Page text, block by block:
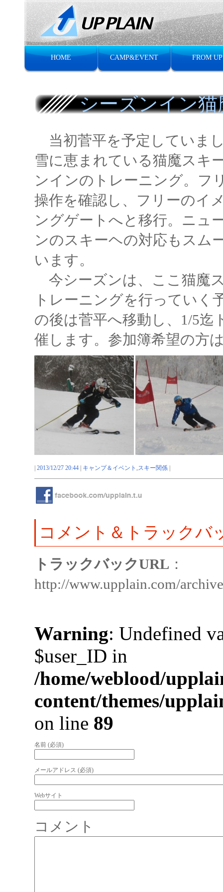
HOME CAMP&EVENT FROM UP
シーズンイン猫
当初菅平を予定していま
雪に恵まれている猫魔スキ
ンインのトレーニング。フ
操作を確認し、フリーのイ
ングゲートへと移行。ニュ
ンのスキーヘの対応もスム
います。
今シーズンは、ここ猫魔
トレーニングを行っていく
の後は菅平へ移動し、1/5迄
催します。参加簿希望の方
2013/12/27 20:44 キャンプ＆イベント ,スキー関係
コメント＆トラックバ
トラックバックURL ：
http://www.upplain.com/
Warning: Undefined
$user_ID in
/home/weblood/
content/themes/
on line 89
名前 (必須)
メールアドレス (必須)
Webサイト
コメント